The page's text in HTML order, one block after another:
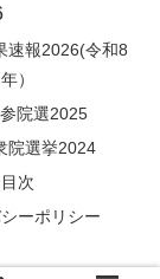
速報2026(令和8
年）
院選2025
院選挙2024
目次
ーポリシー